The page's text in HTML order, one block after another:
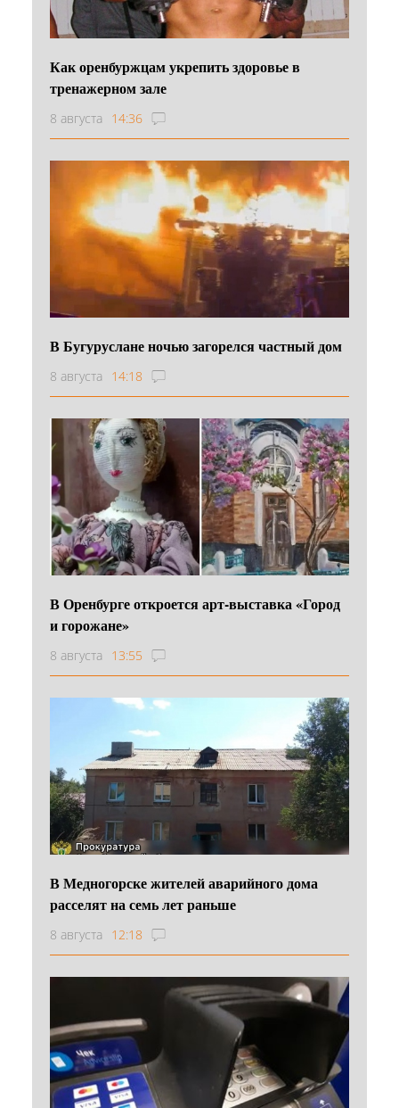
Как оренбуржцам укрепить здоровье в
тренажерном зале
8 августа 14:36
В Бугуруслане ночью загорелся частный дом
8 августа 14:18
В Оренбурге откроется арт-выставка «Город
и горожане»
8 августа 13:55
В Медногорске жителей аварийного дома
расселят на семь лет раньше
8 августа 12:18